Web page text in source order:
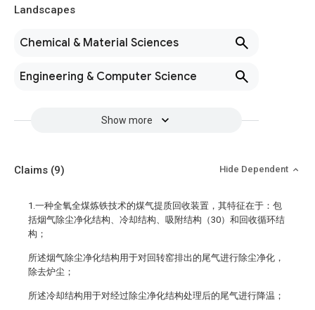
Landscapes
Chemical & Material Sciences
Engineering & Computer Science
Show more
Claims (9) Hide Dependent
1.一种全氧全煤炼铁技术的煤气提质回收装置，其特征在于：包
括烟气除尘净化结构、冷却结构、吸附结构（30）和回收循环结
构；
所述烟气除尘净化结构用于对回转窑排出的尾气进行除尘净化，
除去炉尘；
所述冷却结构用于对经过除尘净化结构处理后的尾气进行降温；